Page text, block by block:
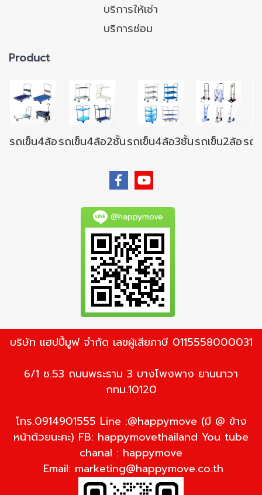
บริการให้เช่า
บริการซ่อม
Product
รถเข็น4ล้อรถเข็น4ล้อ2ชั้นรถเข็น4ล้อ3ชั้นรถเข็น2ล้อรถ
@happymove
บริษัท แฮปปี้มูฟ จำกัด เลขผู้เสียภาษี 0115558000031
6/1 ซ.53 ถนนพระราม 3 บางโพงพาง ยานนาวา
กทม.10120
โทร.0914901555 Line :@happymove (มี @ ข้าง
หน้าด้วยนะคะ) FB: happymovethailand You tube
chanal : happymove
Email: marketing@happymove.co.th